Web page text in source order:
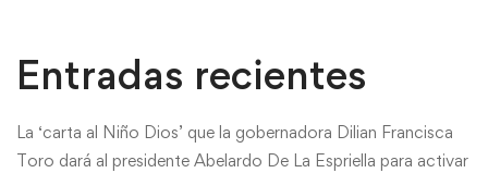
Entradas recientes
La ‘carta al Niño Dios’ que la gobernadora Dilian Francisca
Toro dará al presidente Abelardo De La Espriella para activar